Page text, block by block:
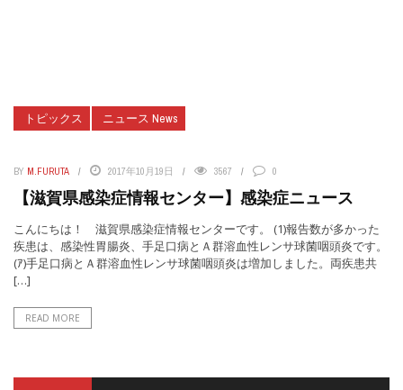
トピックス ニュース News
BY M.FURUTA 2017年10月19日 3567 0
【滋賀県感染症情報センター】感染症ニュース
こんにちは！ 滋賀県感染症情報センターです。 (1)報告数が多かった
疾患は、感染性胃腸炎、手足口病とＡ群溶血性レンサ球菌咽頭炎です。
(ｱ)手足口病とＡ群溶血性レンサ球菌咽頭炎は増加しました。両疾患共
[…]
READ MORE